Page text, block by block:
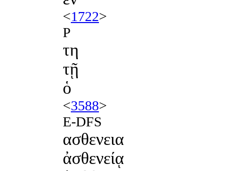
<1722>
P
τη
τῇ
ὁ
<3588>
E-DFS
ασθενεια
ἀσθενείᾳ